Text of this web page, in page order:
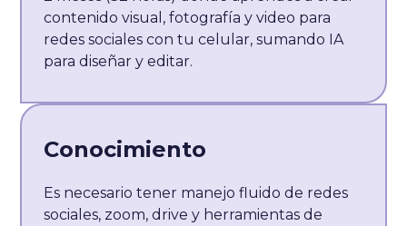
contenido visual, fotografía y video para
redes sociales con tu celular, sumando IA
para diseñar y editar.
Conocimiento
Es necesario tener manejo fluido de redes
sociales, zoom, drive y herramientas de